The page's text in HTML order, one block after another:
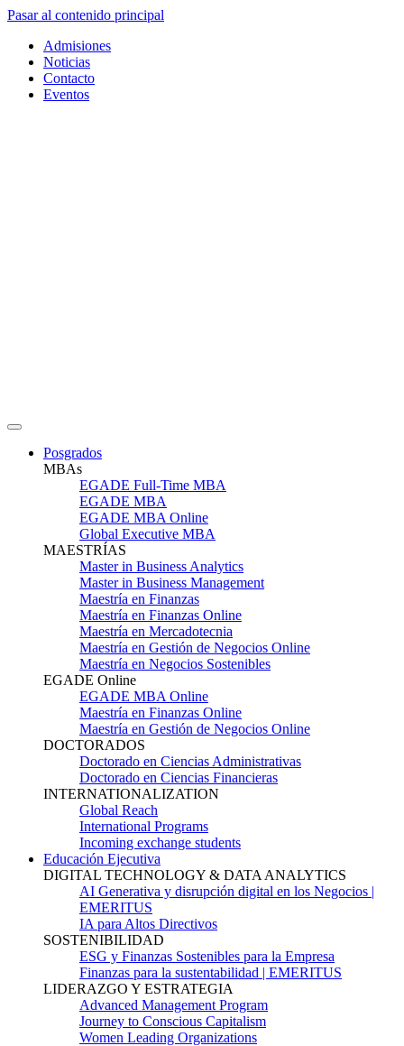
Pasar al contenido principal
Admisiones
Noticias
Contacto
Eventos
Posgrados
MBAs
EGADE Full-Time MBA
EGADE MBA
EGADE MBA Online
Global Executive MBA
MAESTRÍAS
Master in Business Analytics
Master in Business Management
Maestría en Finanzas
Maestría en Finanzas Online
Maestría en Mercadotecnia
Maestría en Gestión de Negocios Online
Maestría en Negocios Sostenibles
EGADE Online
EGADE MBA Online
Maestría en Finanzas Online
Maestría en Gestión de Negocios Online
DOCTORADOS
Doctorado en Ciencias Administrativas
Doctorado en Ciencias Financieras
INTERNATIONALIZATION
Global Reach
International Programs
Incoming exchange students
Educación Ejecutiva
DIGITAL TECHNOLOGY & DATA ANALYTICS
AI Generativa y disrupción digital en los Negocios |
EMERITUS
IA para Altos Directivos
SOSTENIBILIDAD
ESG y Finanzas Sostenibles para la Empresa
Finanzas para la sustentabilidad | EMERITUS
LIDERAZGO Y ESTRATEGIA
Advanced Management Program
Journey to Conscious Capitalism
Women Leading Organizations